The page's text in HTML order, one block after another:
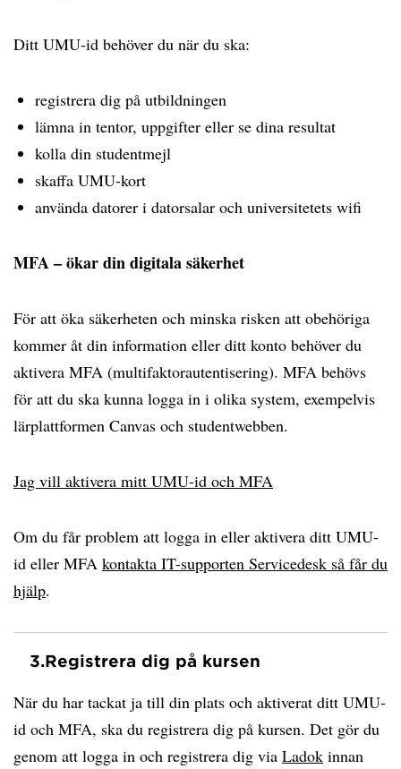
Ditt UMU-id behöver du när du ska:
registrera dig på utbildningen
lämna in tentor, uppgifter eller se dina resultat
kolla din studentmejl
skaffa UMU-kort
använda datorer i datorsalar och universitetets wifi
MFA – ökar din digitala säkerhet
För att öka säkerheten och minska risken att obehöriga
kommer åt din information eller ditt konto behöver du
aktivera MFA (multifaktorautentisering). MFA behövs
för att du ska kunna logga in i olika system, exempelvis
lärplattformen Canvas och studentwebben.
Jag vill aktivera mitt UMU-id och MFA
Om du får problem att logga in eller aktivera ditt UMU-
id eller MFA kontakta IT-supporten Servicedesk så får du
hjälp.
3.Registrera dig på kursen
När du har tackat ja till din plats och aktiverat ditt UMU-
id och MFA, ska du registrera dig på kursen. Det gör du
genom att logga in och registrera dig via Ladok innan